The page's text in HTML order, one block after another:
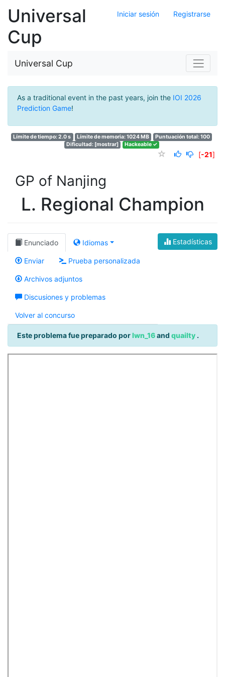
Iniciar sesión Registrarse
Universal
Cup
Universal Cup
As a traditional event in the past years, join the IOI 2026
Prediction Game!
Límite de tiempo: 2.0 s Límite de memoria: 1024 MB
Puntuación total: 100
Dificultad: [mostrar] Hackeable ✓
[-21]
GP of Nanjing
L. Regional Champion
Estadísticas
Enunciado Idiomas
Enviar Prueba personalizada
Archivos adjuntos
Discusiones y problemas
Volver al concurso
Este problema fue preparado porlwn_16and quailty.